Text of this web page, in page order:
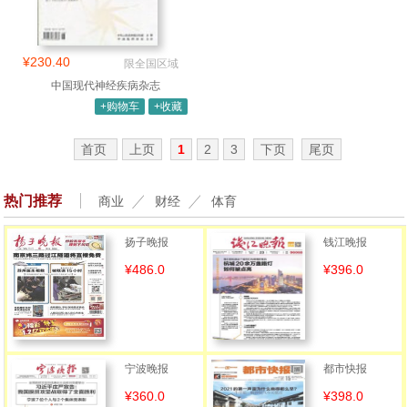
¥230.40
限全国区域
中国现代神经疾病杂志
+购物车
+收藏
首页 上页 1 2 3 下页 尾页
热门推荐 商业 财经 体育
扬子晚报
¥486.0
钱江晚报
¥396.0
宁波晚报
¥360.0
都市快报
¥398.0